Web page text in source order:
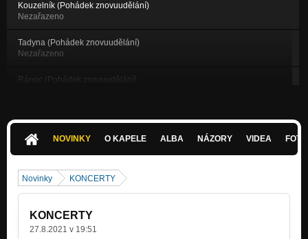
Kouzelník (Pohádek znovuudělání)
Nezařazeno
Tadyna (Pohádek znovuudělání)
Nezařazeno
Ránoc (Pohádek znovuudělání)
Znovu (Pohádek znovuudělání)
Todobot (Pohádek znovuudělání)
Stropy (Jeskyně)
NOVINKY O KAPELE ALBA NÁZORY VIDEA
Novinky KONCERTY
KONCERTY
27.8.2021 v 19:51